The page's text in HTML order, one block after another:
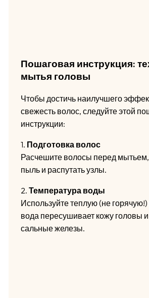
Пошаговая инструкция:
мытья головы
Чтобы достичь наилучшего
свежесть волос, следуйте этой
инструкции:
1. Подготовка волос
Расчешите волосы перед мытьем,
пыль и распутать узлы.
2. Температура воды
Используйте теплую (не
вода пересушивает кожу головы и
сальные железы.